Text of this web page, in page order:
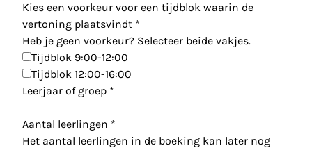
Kies een voorkeur voor een tijdblok waarin de
vertoning plaatsvindt *
Heb je geen voorkeur? Selecteer beide vakjes.
Tijdblok 9:00-12:00
Tijdblok 12:00-16:00
Leerjaar of groep *
Aantal leerlingen *
Het aantal leerlingen in de boeking kan later nog